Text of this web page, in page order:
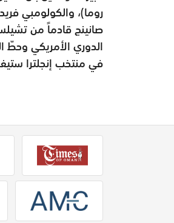
روما)، والكولومبي
صانينج قادماً من
الدوري الأمريكي
في منتخب إنجلترا